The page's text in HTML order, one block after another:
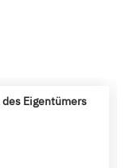
Eigentümers